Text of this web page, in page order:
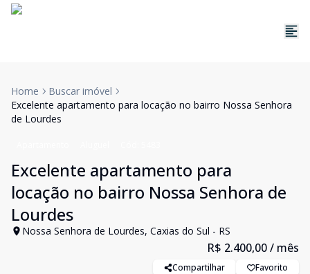
Home
Buscar imóvel
Excelente apartamento para locação no bairro Nossa Senhora
de Lourdes
Excelente apartamento para
locação no bairro Nossa Senhora de
Lourdes
Nossa Senhora de Lourdes, Caxias do Sul - RS
R$ 2.400,00/ mês
Compartilhar Favorito